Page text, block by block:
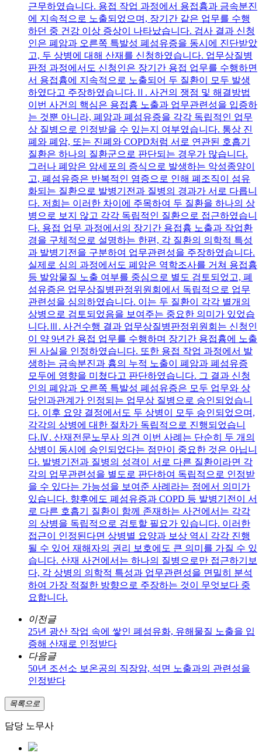
근무하였습니다. 용접 작업 과정에서 용접흄과 금속분진
에 지속적으로 노출되었으며, 장기간 같은 업무를 수행
하던 중 건강 이상 증상이 나타났습니다. 검사 결과 신청
인은 폐암과 오른쪽 특발성 폐섬유증을 동시에 진단받았
고, 두 상병에 대해 산재를 신청하였습니다. 업무상질병
판정 과정에서도 신청인은 장기간 용접 업무를 수행하면
서 용접흄에 지속적으로 노출되어 두 질환이 모두 발생
하였다고 주장하였습니다.Ⅱ. 사건의 쟁점 및 해결방법
이번 사건의 핵심은 용접흄 노출과 업무관련성을 입증하
는 것뿐 아니라, 폐암과 폐섬유증을 각각 독립적인 업무
상 질병으로 인정받을 수 있는지 여부였습니다. 통상 진
폐와 폐암, 또는 진폐와 COPD처럼 서로 연관된 호흡기
질환은 하나의 질환군으로 판단되는 경우가 많습니다.
그러나 폐암은 암세포의 증식으로 발생하는 악성종양이
고, 폐섬유증은 반복적인 염증으로 인해 폐조직이 섬유
화되는 질환으로 발병기전과 질병의 경과가 서로 다릅니
다. 저희는 이러한 차이에 주목하여 두 질환을 하나의 상
병으로 보지 않고 각각 독립적인 질환으로 접근하였습니
다. 용접 업무 과정에서의 장기간 용접흄 노출과 작업환
경을 구체적으로 설명하는 한편, 각 질환의 의학적 특성
과 발병기전을 구분하여 업무관련성을 주장하였습니다.
실제로 심의 과정에서도 폐암은 역학조사를 거쳐 용접흄
등 발암물질 노출 여부를 중심으로 별도 검토되었고, 폐
섬유증은 업무상질병판정위원회에서 독립적으로 업무
관련성을 심의하였습니다. 이는 두 질환이 각각 별개의
상병으로 검토되었음을 보여주는 중요한 의미가 있었습
니다.Ⅲ. 사건수행 결과 업무상질병판정위원회는 신청인
이 약 9년간 용접 업무를 수행하며 장기간 용접흄에 노출
된 사실을 인정하였습니다. 또한 용접 작업 과정에서 발
생하는 금속분진과 흄의 누적 노출이 폐암과 폐섬유증
모두에 영향을 미쳤다고 판단하였습니다. 그 결과 신청
인의 폐암과 오른쪽 특발성 폐섬유증은 모두 업무와 상
당인과관계가 인정되는 업무상 질병으로 승인되었습니
다. 이후 요양 결정에서도 두 상병이 모두 승인되었으며,
각각의 상병에 대한 절차가 독립적으로 진행되었습니
다.Ⅳ. 산재전문노무사 의견 이번 사례는 단순히 두 개의
상병이 동시에 승인되었다는 점만이 중요한 것은 아닙니
다. 발병기전과 질병의 성격이 서로 다른 질환이라면 각
각의 업무관련성을 별도로 판단하여 독립적으로 인정받
을 수 있다는 가능성을 보여준 사례라는 점에서 의미가
있습니다. 향후에도 폐섬유증과 COPD 등 발병기전이 서
로 다른 호흡기 질환이 함께 존재하는 사건에서는 각각
의 상병을 독립적으로 검토할 필요가 있습니다. 이러한
접근이 인정된다면 상병별 요양과 보상 역시 각각 진행
될 수 있어 재해자의 권리 보호에도 큰 의미를 가질 수 있
습니다. 산재 사건에서는 하나의 질병으로만 접근하기보
다, 각 상병의 의학적 특성과 업무관련성을 면밀히 분석
하여 가장 적절한 방향으로 주장하는 것이 무엇보다 중
요합니다.
이전글
25년 광산 작업 속에 쌓인 폐섬유화, 유해물질 노출을 입
증해 산재로 인정받다
다음글
50년 조선소 보온공의 직장암, 석면 노출과의 관련성을
인정받다
목록으로
담당 노무사